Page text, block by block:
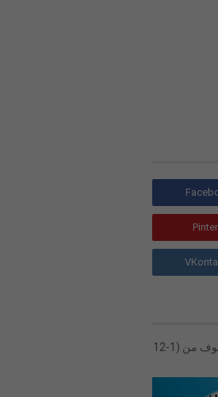
صفحات الفيسبوك التفاعلية لجميع الصفوف من (1-12